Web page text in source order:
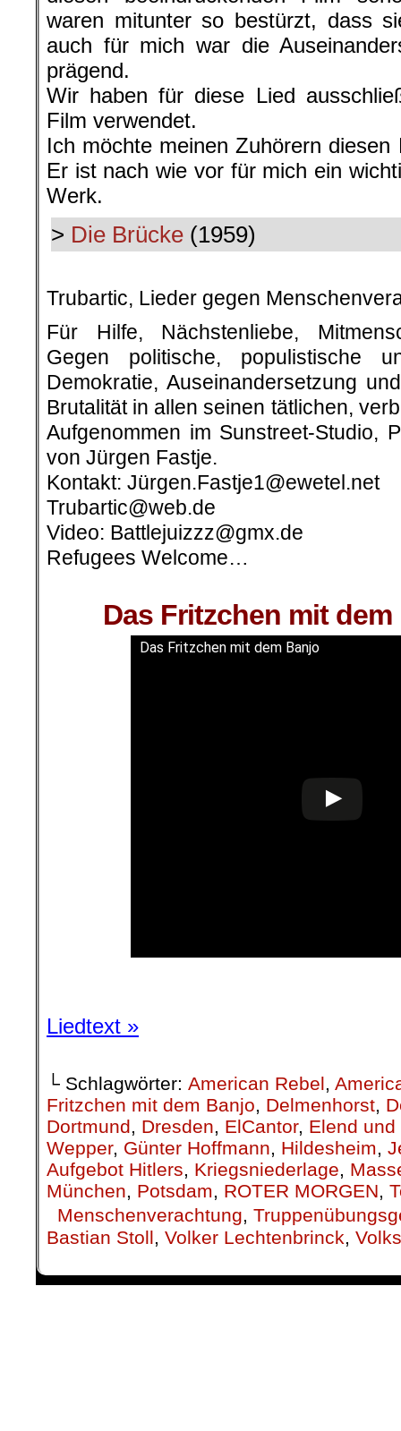
waren mitunter so bestürzt, dass
auch für mich war die
prägend.
Wir haben für diese Lied
Film verwendet.
Ich möchte meinen Zuhörern
Er ist nach wie vor für mich ein
Werk.
> Die Brücke (1959)
Trubartic, Lieder gegen
Für Hilfe, Nächstenliebe,
Gegen politische, populistische
Demokratie, Auseinandersetzung
Brutalität in allen seinen tätlichen,
Aufgenommen im Sunstreet-Studio,
von Jürgen Fastje.
Kontakt: Jürgen.Fastje1@ewetel.net
Trubartic@web.de
Video: Battlejuizzz@gmx.de
Refugees Welcome…
Das Fritzchen mit dem
Das Fritzchen mit dem Banjo
Liedtext »
└ Schlagwörter: American Rebel,
Fritzchen mit dem Banjo, Delmenhorst,
Dortmund, Dresden, ElCantor, Elend und
Wepper, Günter Hoffmann, Hildesheim,
Aufgebot Hitlers, Kriegsniederlage,
München, Potsdam, ROTER MORGEN,
Menschenverachtung,
Bastian Stoll, Volker Lechtenbrinck,